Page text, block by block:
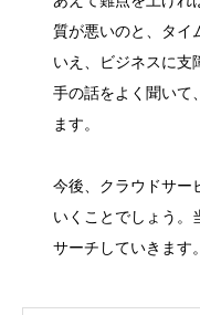
質が悪いのと、タイ
いえ、ビジネスに支
手の話をよく聞いて
ます。
今後、クラウドサー
いくことでしょう。
サーチしていきます。